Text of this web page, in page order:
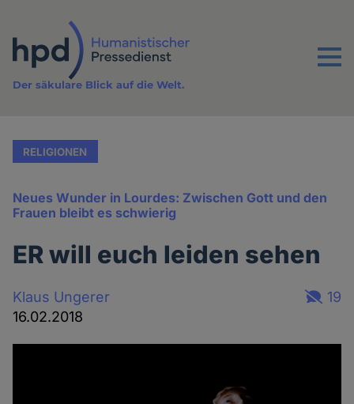
Inhalt
Menu
Der säkulare Blick auf die Welt.
RELIGIONEN
Neues Wunder in Lourdes: Zwischen Gott und den
Frauen bleibt es schwierig
ER will euch leiden sehen
Klaus Ungerer
16.02.2018
19